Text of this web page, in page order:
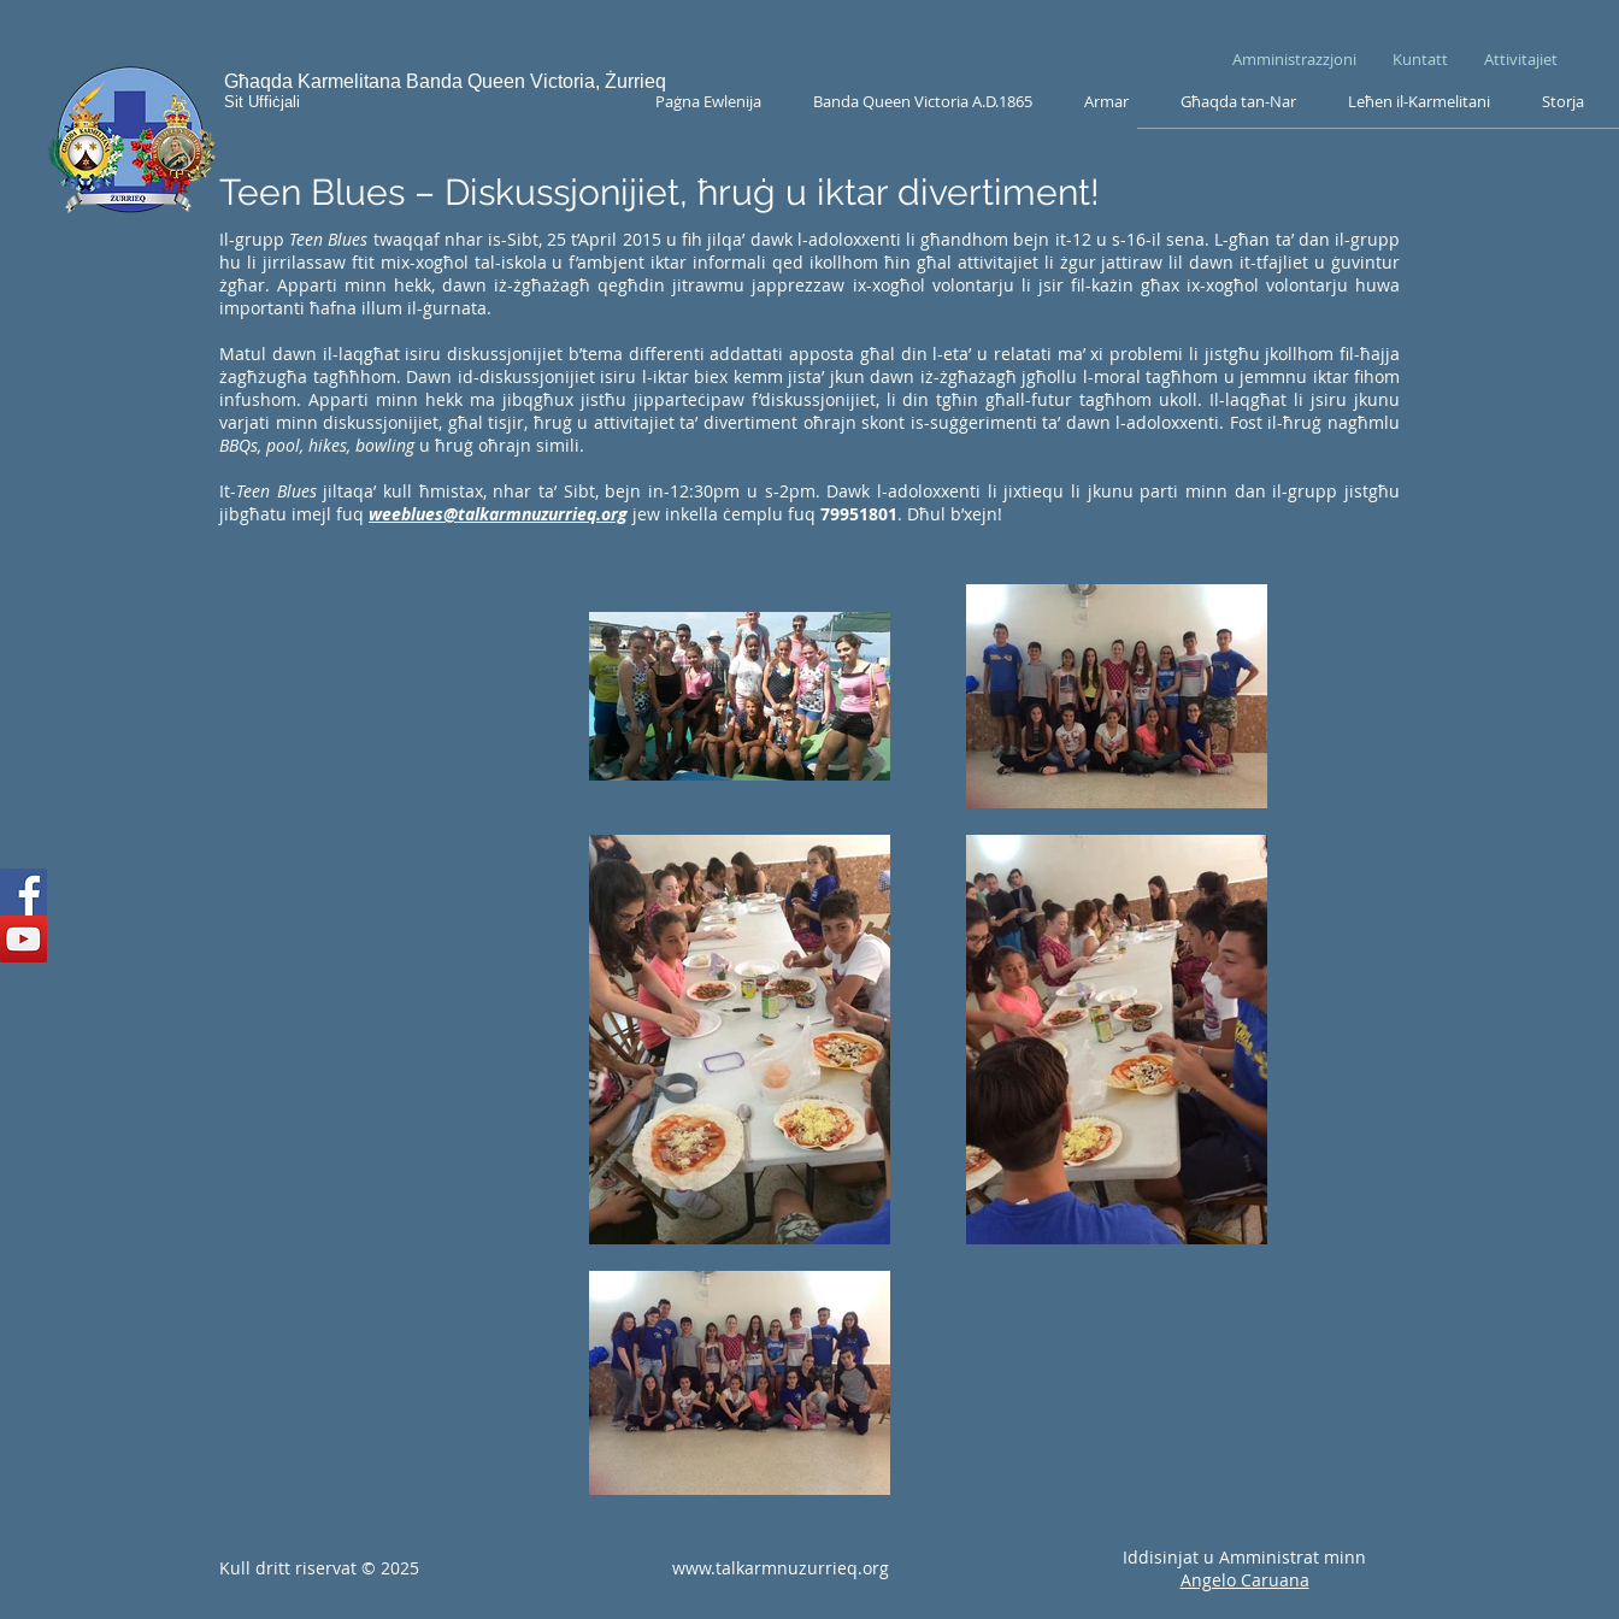
Għaqda Karmelitana Banda Queen Victoria, Żurrieq
Sit Uffiċjali Paġna Ewlenija Banda Queen Victoria A.D.1865 Armar Għaqda tan-Nar Leħen il-Karmelitani Storja
Amministrazzjoni Kuntatt Attivitajiet
Teen Blues – Diskussjonijiet, ħruġ u iktar divertiment!
Il-grupp Teen Blues twaqqaf nhar is-Sibt, 25 t’April 2015 u fih jilqa’ dawk l-adoloxxenti li għandhom bejn it-12 u s-16-il sena. L-għan ta’ dan il-grupp
hu li jirrilassaw ftit mix-xogħol tal-iskola u f’ambjent iktar informali qed ikollhom ħin għal attivitajiet li żgur jattiraw lil dawn it-tfajliet u ġuvintur
żgħar. Apparti minn hekk, dawn iż-żgħażagħ qegħdin jitrawmu japprezzaw ix-xogħol volontarju li jsir fil-każin għax ix-xogħol volontarju huwa
importanti ħafna illum il-ġurnata.
Matul dawn il-laqgħat isiru diskussjonijiet b’tema differenti addattati apposta għal din l-eta’ u relatati ma’ xi problemi li jistgħu jkollhom fil-ħajja
żagħżugħa tagħħhom. Dawn id-diskussjonijiet isiru l-iktar biex kemm jista’ jkun dawn iż-żgħażagħ jgħollu l-moral tagħhom u jemmnu iktar fihom
infushom. Apparti minn hekk ma jibqgħux jistħu jipparteċipaw f’diskussjonijiet, li din tgħin għall-futur tagħhom ukoll. Il-laqgħat li jsiru jkunu
varjati minn diskussjonijiet, għal tisjir, ħruġ u attivitajiet ta’ divertiment oħrajn skont is-suġġerimenti ta’ dawn l-adoloxxenti. Fost il-ħruġ nagħmlu
BBQs, pool, hikes, bowlingu ħruġ oħrajn simili.
It-Teen Blues jiltaqa’ kull ħmistax, nhar ta’ Sibt, bejn in-12:30pm u s-2pm. Dawk l-adoloxxenti li jixtiequ li jkunu parti minn dan il-grupp jistgħu
jibgħatu imejl fuq weeblues@talkarmnuzurrieq.org jew inkella ċemplu fuq 79951801. Dħul b’xejn!
Kull dritt riservat © 2025 www.talkarmnuzurrieq.org
Iddisinjat u Amministrat minn
Angelo Caruana